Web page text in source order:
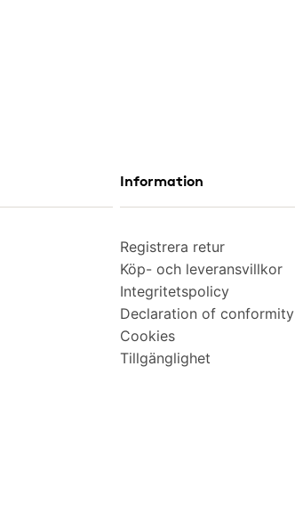
Information
Registrera retur
Köp- och leveransvillkor
Integritetspolicy
Declaration of conformity
Cookies
Tillgänglighet